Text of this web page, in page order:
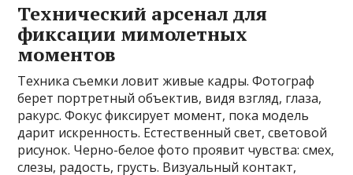
Технический арсенал для
фиксации мимолетных
моментов
Техника съемки ловит живые кадры. Фотограф
берет портретный объектив, видя взгляд, глаза,
ракурс. Фокус фиксирует момент, пока модель
дарит искренность. Естественный свет, световой
рисунок. Черно-белое фото проявит чувства: смех,
слезы, радость, грусть. Визуальный контакт,